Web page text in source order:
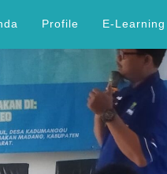
Profile E-Learning